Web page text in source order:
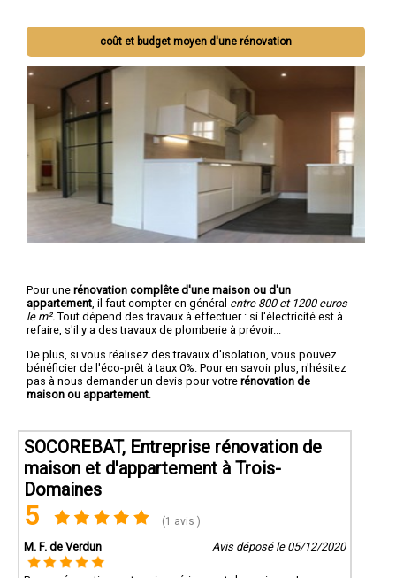
coût et budget moyen d'une rénovation
Pour une rénovation complête d'une maison ou d'un
appartement , il faut compter en général entre 800 et 1200 euros
le m². Tout dépend des travaux à effectuer : si l'électricité est à
refaire, s'il y a des travaux de plomberie à prévoir...
De plus, si vous réalisez des travaux d'isolation, vous pouvez
bénéficier de l'éco-prêt à taux 0%. Pour en savoir plus, n'hésitez
pas à nous demander un devis pour votre rénovation de
maison ou appartement
SOCOREBAT, Entreprise rénovation de
maison et d'appartement à Trois-
Domaines
5 (1 avis )
M. F. de Verdun Avis déposé le 05/12/2020